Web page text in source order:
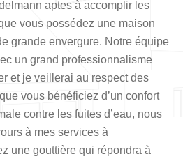
aptes à accomplir les
vous possédez une maison
grande envergure. Notre équipe
un grand professionnalisme
et je veillerai au respect des
vous bénéficiez d’un confort
contre les fuites d’eau, nous
à mes services à
une gouttière qui répondra à